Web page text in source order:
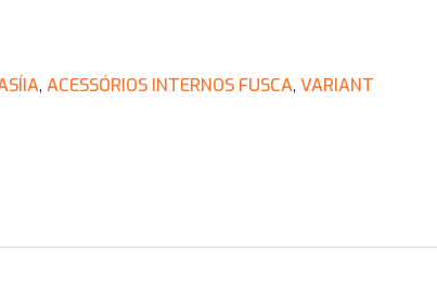
, ACESSÓRIOS INTERNOS FUSCA, VARIANT